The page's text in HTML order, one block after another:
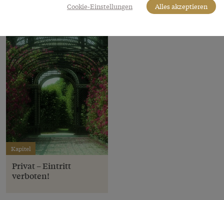
Schloß Schönbrunn Kultur- und Betriebsges.m.b.H.
Kapitel
Privat – Eintritt
verboten!
Cookie-Einstellungen Alles akzeptieren